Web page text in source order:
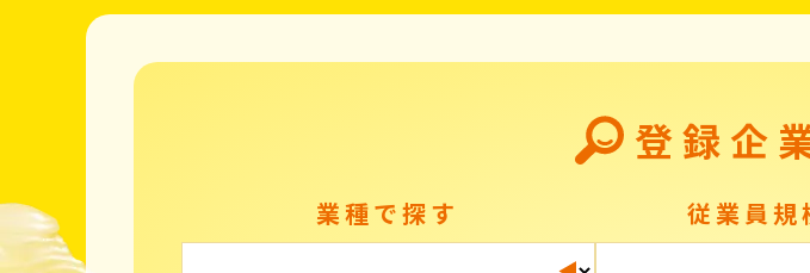
登録企
業種で探す 従業員規